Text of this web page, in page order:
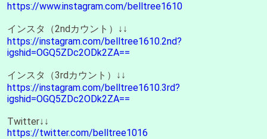
https://www.instagram.com/belltree1610
インスタ（2ndカウント）↓↓
https://instagram.com/belltree1610.2nd?
igshid=OGQ5ZDc2ODk2ZA==
インスタ（3rdカウント）↓↓
https://instagram.com/belltree1610.3rd?
igshid=OGQ5ZDc2ODk2ZA==
Twitter↓↓
https://twitter.com/belltree1016